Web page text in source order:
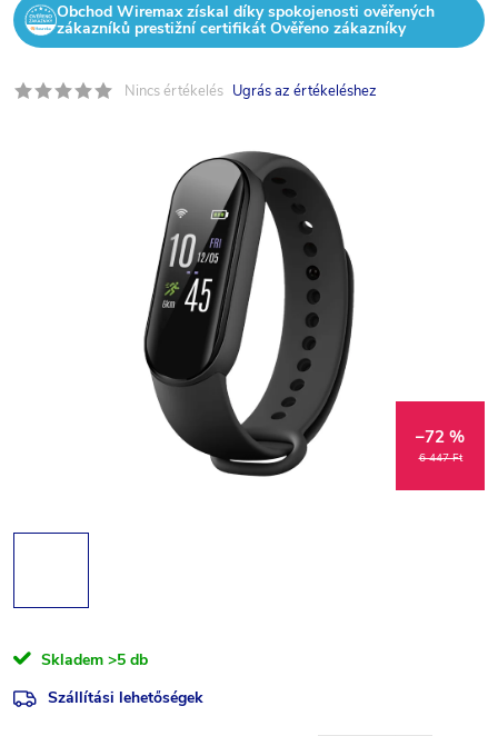
Obchod Wiremax získal díky spokojenosti ověřených
zákazníků prestižní certifikát Ověřeno zákazníky
Nincs értékelés Ugrás az értékeléshez
6 447 Ft
–72 %
Skladem >5 db
Szállítási lehetőségek